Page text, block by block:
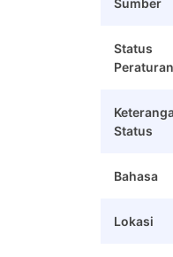
Sumber
Status
Peraturan
Status
Bahasa
Lokasi